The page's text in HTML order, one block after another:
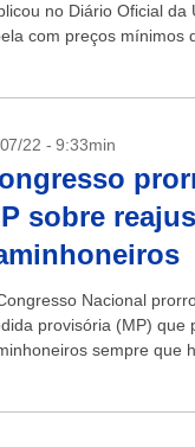
no Diário Oficial
com preços mínimos
22 - 9:33min
sobre
Nacional
provisória (MP) que
sempre que